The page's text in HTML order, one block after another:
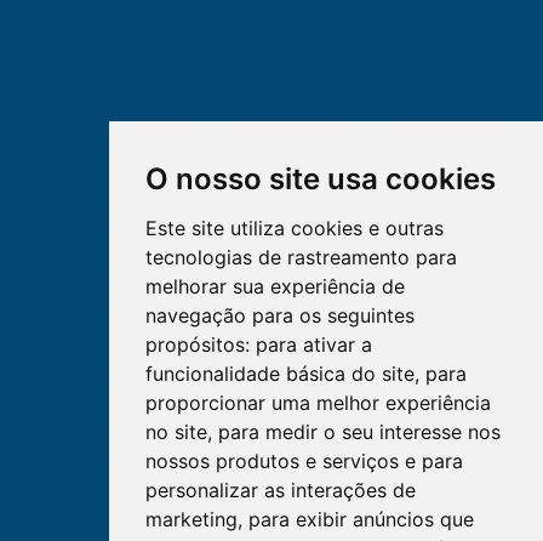
O nosso site usa cookies
Este site utiliza cookies e outras
tecnologias de rastreamento para
melhorar sua experiência de
navegação para os seguintes
propósitos: para ativar a
funcionalidade básica do site, para
proporcionar uma melhor experiência
no site, para medir o seu interesse nos
nossos produtos e serviços e para
personalizar as interações de
marketing, para exibir anúncios que